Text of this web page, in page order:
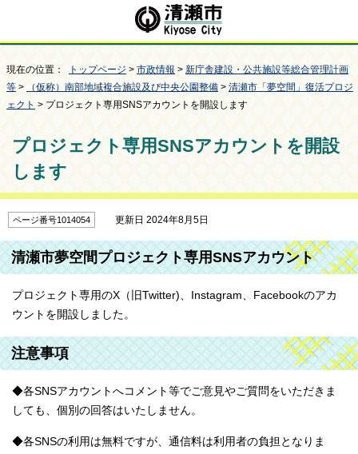
現在の位置： トップページ > 市政情報 > 新庁舎建設・公共施設等総合管理計画
等 > （仮称）南部地域複合施設及び中央公園整備 > 清瀬市「夢空間」復活プロジ
ェクト > プロジェクト専用SNSアカウントを開設します
プロジェクト専用SNSアカウントを開設
します
ページ番号1014054 更新日 2024年8月5日
清瀬市夢空間プロジェクト専用SNSアカウント
プロジェクト専用のX（旧Twitter)、Instagram、Facebookのアカ
ウントを開設しました。
注意事項
◆各SNSアカウントへコメント等でご意見やご質問をいただきま
しても、個別の回答はいたしません。
◆各SNSの利用は無料ですが、通信料は利用者の負担となりま